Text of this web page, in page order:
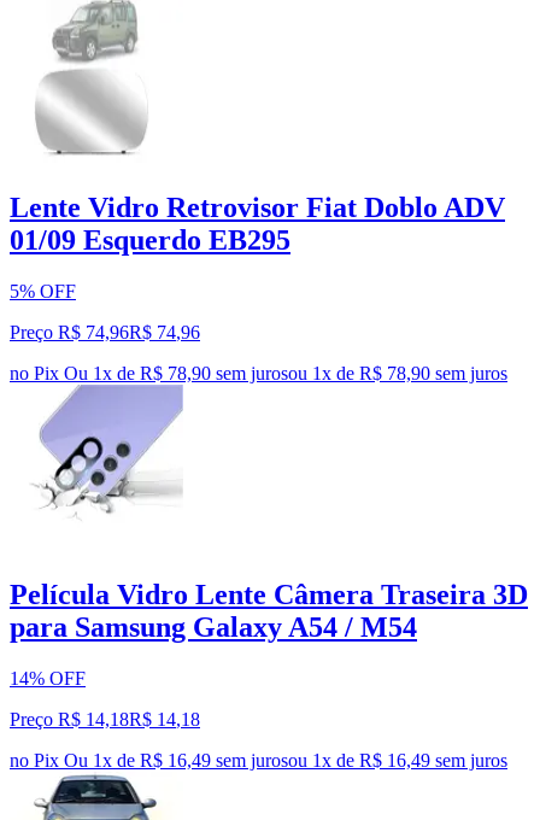
Lente Vidro Retrovisor Fiat Doblo ADV
01/09 Esquerdo EB295
5% OFF
Preço R$ 74,96R$ 74,96
no Pix Ou 1x de R$ 78,90 sem jurosou 1x de R$ 78,90 sem juros
Película Vidro Lente Câmera Traseira 3D
para Samsung Galaxy A54 / M54
14% OFF
Preço R$ 14,18R$ 14,18
no Pix Ou 1x de R$ 16,49 sem jurosou 1x de R$ 16,49 sem juros